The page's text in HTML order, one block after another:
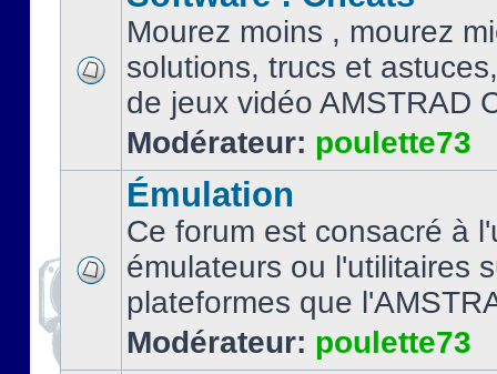
Mourez moins , mourez
solutions, trucs et
de jeux vidéo AMSTRAD
Modérateur: poulette73
Émulation
Ce forum est consacré à
émulateurs ou l'utilitaires
plateformes que
Modérateur: poulette73